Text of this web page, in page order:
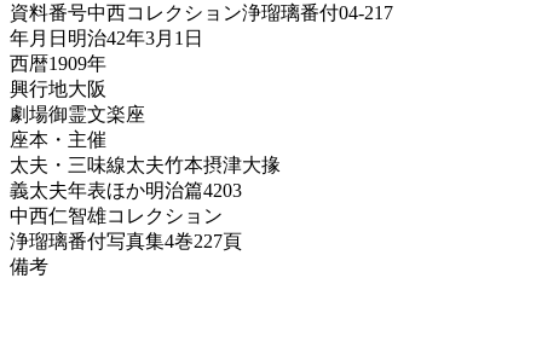
資料番号中西コレクション浄瑠璃番付04-217
年月日 明治42年3月1日
西暦1909年
興行地大阪
劇場御霊文楽座
座本・主催
太夫・三味線太夫竹本摂津大掾
義太夫年表ほか明治篇4203
中西仁智雄コレクション
浄瑠璃番付写真集4巻227頁
備考